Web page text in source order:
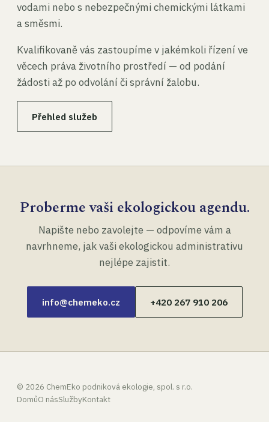
vodami nebo s nebezpečnými chemickými látkami
a směsmi.
Kvalifikovaně vás zastoupíme v jakémkoli řízení ve
věcech práva životního prostředí — od podání
žádosti až po odvolání či správní žalobu.
Přehled služeb
Proberme vaši ekologickou agendu.
Napište nebo zavolejte — odpovíme vám a
navrhneme, jak vaši ekologickou administrativu
nejlépe zajistit.
info@chemeko.cz +420 267 910 206
© 2026 ChemEko podniková ekologie, spol. s r.o.
DomůO násSlužbyKontakt